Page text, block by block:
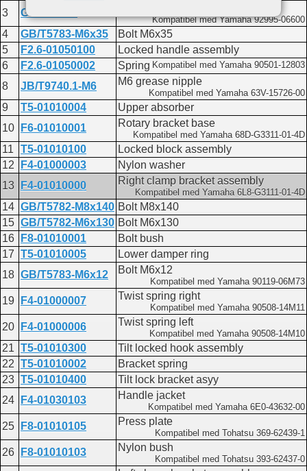
3 GB/T97.1-6
Kompatibel med Yamaha 92995-06600
4 GB/T5783-M6x35
Bolt M6x35
5
F2.6-01050100
Locked handle assembly
6
F2.6-01050002 Spring Kompatibel med Yamaha 90501-12803
8 JB/T9740.1-M6 M6 grease nipple
Kompatibel med Yamaha 63V-15726-00
9 T5-01010004
Upper absorber
10
F6-01010001 Rotary bracket base
Kompatibel med Yamaha 68D-G3311-01-4D
11 T5-01010100
Locked block assembly
12
F4-01000003
Nylon washer
13
F4-01010000 Right clamp bracket assembly
Kompatibel med Yamaha 6L8-G3111-01-4D
14 GB/T5782-M8x140 Bolt M8x140
15 GB/T5782-M6x130 Bolt M6x130
16
F8-01010001
Bolt bush
17 T5-01010005
Lower damper ring
18 GB/T5783-M6x12 Bolt M6x12
Kompatibel med Yamaha 90119-06M73
19 F4-01000007 Twist spring right
Kompatibel med Yamaha 90508-14M11
20 F4-01000006 Twist spring left
Kompatibel med Yamaha 90508-14M10
21 T5-01010300
Tilt locked hook assembly
22 T5-01010002
Bracket spring
23 T5-01010400
Tilt lock bracket asyy
24
F4-01030103 Handle jacket
Kompatibel med Yamaha 6E0-43632-00
25 F8-01010105 Press plate
Kompatibel med Tohatsu 369-62439-1
26 F8-01010103 Nylon bush
Kompatibel med Tohatsu 393-62437-0